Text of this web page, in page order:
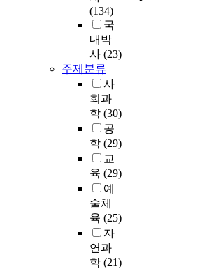
(134)
국
내박
사 (23)
주제분류
사
회과
학 (30)
공
학 (29)
교
육 (29)
예
술체
육 (25)
자
연과
학 (21)